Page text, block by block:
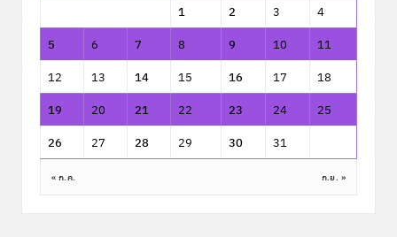
1
2 3
4
5
6 7 8 9 10
11
12
13 14 15 16 17
18
19
20 21 22 23 24
25
26
27 28 29 30 31
« ก.ค. ก.ย. »